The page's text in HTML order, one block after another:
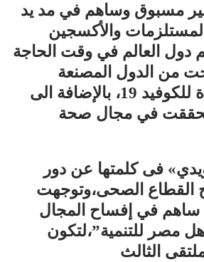
مسبوق وساهم في مد يد
والأكسجين
دول العالم في وقت الحاجة
من الدول المصنعة
للقاحات المضادة للكوفيد 19، بالإضافة الى
تحققت في مجال صحة
فى كلمتها عن دور
القطاع الصحى،وتوجهت
في إفساح المجال
مصر للتنمية”،لتكون
الثالث